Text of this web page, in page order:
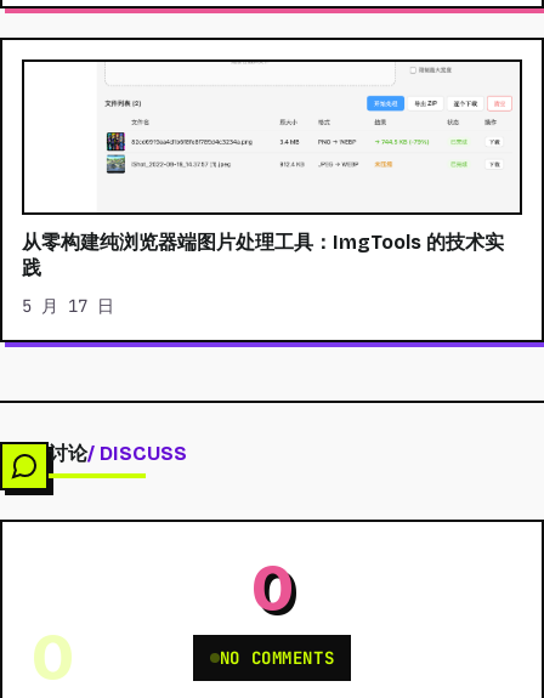
从零构建纯浏览器端图片处理工具：ImgTools 的技术实
践
5 月 17 日
讨论/ DISCUSS
0
0
NO COMMENTS